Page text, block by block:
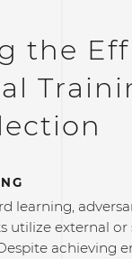
the
learning,
utilize external
achieving